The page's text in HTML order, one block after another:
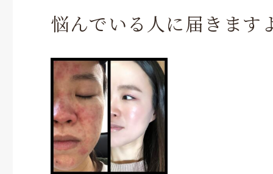
悩んでいる人に届きます